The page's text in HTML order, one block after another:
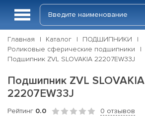
Главная Каталог
ПОДШИПНИКИ
Роликовые сферические подшипники
Подшипник ZVL SLOVAKIA 22207EW33J
Подшипник ZVL SLOVAKIA
22207EW33J
Рейтинг 0.0 0 отзывов